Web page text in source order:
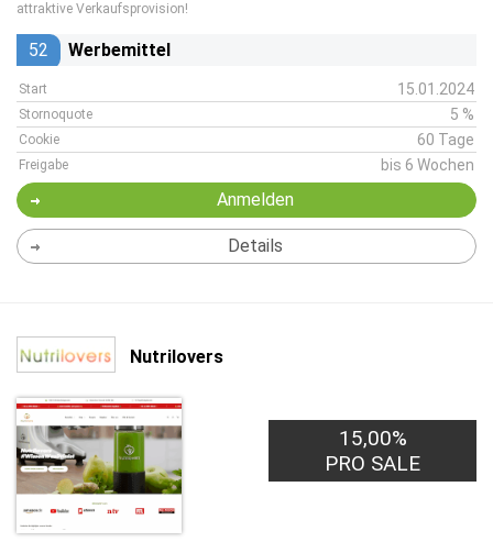
attraktive Verkaufsprovision!
52 Werbemittel
Start 15.01.2024
Stornoquote 5 %
Cookie 60 Tage
Freigabe bis 6 Wochen
Anmelden
Details
Nutrilovers
15,00%
PRO SALE